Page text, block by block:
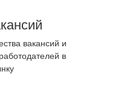
вакансий и
в